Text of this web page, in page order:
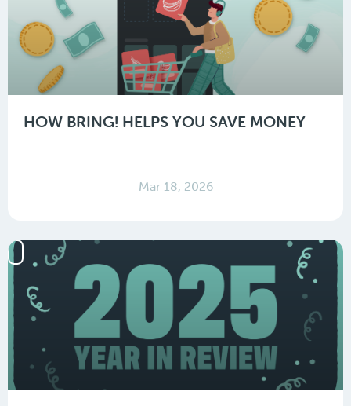
HOW BRING! HELPS YOU SAVE MONEY
Mar 18, 2026